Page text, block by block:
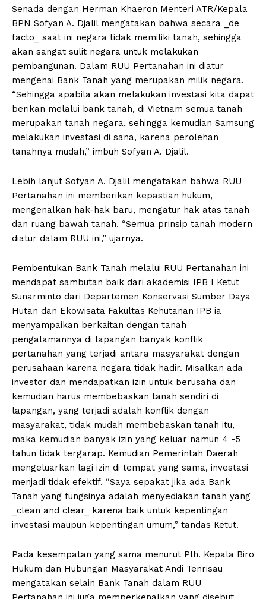
Senada dengan Herman Khaeron Menteri ATR/Kepala
BPN Sofyan A. Djalil mengatakan bahwa secara _de
facto_ saat ini negara tidak memiliki tanah, sehingga
akan sangat sulit negara untuk melakukan
pembangunan. Dalam RUU Pertanahan ini diatur
mengenai Bank Tanah yang merupakan milik negara.
“Sehingga apabila akan melakukan investasi kita dapat
berikan melalui bank tanah, di Vietnam semua tanah
merupakan tanah negara, sehingga kemudian Samsung
melakukan investasi di sana, karena perolehan
tanahnya mudah,” imbuh Sofyan A. Djalil.
Lebih lanjut Sofyan A. Djalil mengatakan bahwa RUU
Pertanahan ini memberikan kepastian hukum,
mengenalkan hak-hak baru, mengatur hak atas tanah
dan ruang bawah tanah. “Semua prinsip tanah modern
diatur dalam RUU ini,” ujarnya.
Pembentukan Bank Tanah melalui RUU Pertanahan ini
mendapat sambutan baik dari akademisi IPB I Ketut
Sunarminto dari Departemen Konservasi Sumber Daya
Hutan dan Ekowisata Fakultas Kehutanan IPB ia
menyampaikan berkaitan dengan tanah
pengalamannya di lapangan banyak konflik
pertanahan yang terjadi antara masyarakat dengan
perusahaan karena negara tidak hadir. Misalkan ada
investor dan mendapatkan izin untuk berusaha dan
kemudian harus membebaskan tanah sendiri di
lapangan, yang terjadi adalah konflik dengan
masyarakat, tidak mudah membebaskan tanah itu,
maka kemudian banyak izin yang keluar namun 4 -5
tahun tidak tergarap. Kemudian Pemerintah Daerah
mengeluarkan lagi izin di tempat yang sama, investasi
menjadi tidak efektif. “Saya sepakat jika ada Bank
Tanah yang fungsinya adalah menyediakan tanah yang
_clean and clear_ karena baik untuk kepentingan
investasi maupun kepentingan umum,” tandas Ketut.
Pada kesempatan yang sama menurut Plh. Kepala Biro
Hukum dan Hubungan Masyarakat Andi Tenrisau
mengatakan selain Bank Tanah dalam RUU